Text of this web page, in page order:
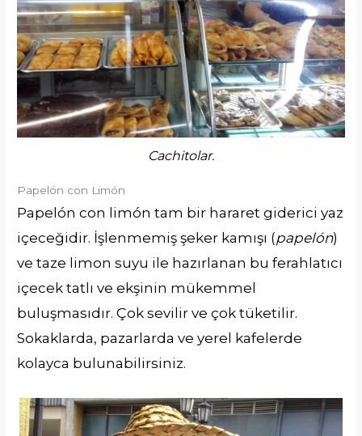
Cachitolar.
Papelón con Limón
Papelón con limón tam bir hararet giderici yaz
içeceğidir. İşlenmemiş şeker kamışı (papelón)
ve taze limon suyu ile hazırlanan bu ferahlatıcı
içecek tatlı ve ekşinin mükemmel
buluşmasıdır. Çok sevilir ve çok tüketilir.
Sokaklarda, pazarlarda ve yerel kafelerde
kolayca bulunabilirsiniz.